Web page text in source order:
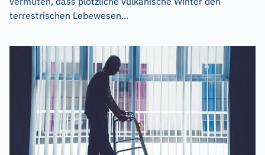
terrestrischen Lebewesen...